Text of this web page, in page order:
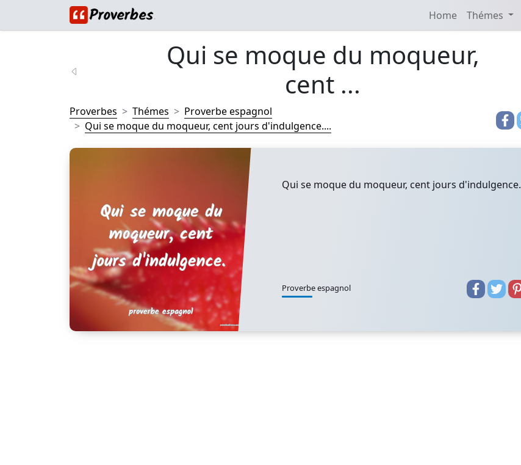
Home Thémes
Qui se moque du moqueur,
cent ...
Proverbes Thémes
Proverbe espagnol
Qui se moque du moqueur, cent jours d'indulgence....
Qui se moque du moqueur, cent jours d'indulgence.
Proverbe espagnol